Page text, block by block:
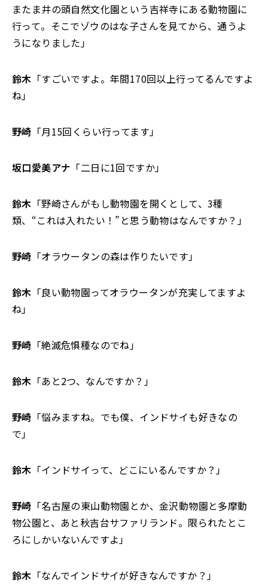
またま井の頭自然文化園という吉祥寺にある動物園に
行って。そこでゾウのはな子さんを見てから、通うよ
うになりました」
鈴木 「すごいですよ。年間170回以上行ってるんですよ
ね」
野崎 「月15回くらい行ってます」
坂口愛美アナ 「二日に1回ですか」
鈴木 「野崎さんがもし動物園を開くとして、3種
類、“これは入れたい！”と思う動物はなんですか？」
野崎 「オラウータンの森は作りたいです」
鈴木 「良い動物園ってオラウータンが充実してますよ
ね」
野崎 「絶滅危惧種なのでね」
鈴木 「あと2つ、なんですか？」
野崎 「悩みますね。でも僕、インドサイも好きなの
で」
鈴木 「インドサイって、どこにいるんですか？」
野崎 「名古屋の東山動物園とか、金沢動物園と多摩動
物公園と、あと秋吉台サファリランド。限られたとこ
ろにしかいないんですよ」
鈴木 「なんでインドサイが好きなんですか？」